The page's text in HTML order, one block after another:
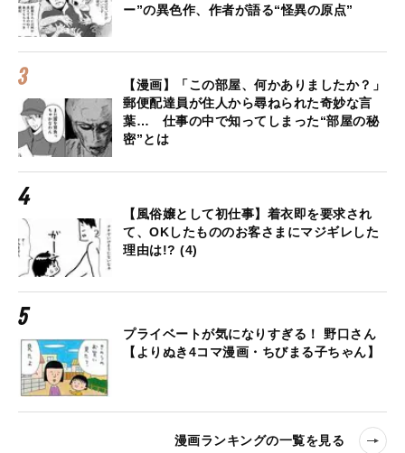
ー”の異色作、作者が語る“怪異の原点”
【漫画】「この部屋、何かありましたか？」
郵便配達員が住人から尋ねられた奇妙な言
葉… 仕事の中で知ってしまった“部屋の秘
密”とは
【風俗嬢として初仕事】着衣即を要求され
て、OKしたもののお客さまにマジギレした
理由は!? (4)
プライベートが気になりすぎる！ 野口さん
【よりぬき4コマ漫画・ちびまる子ちゃん】
漫画ランキングの一覧を見る